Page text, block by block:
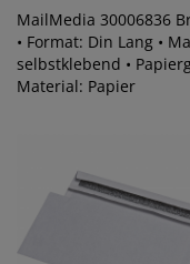
MailMedia 30006836
• Format: Din Lang •
selbstklebend •
Material: Papier